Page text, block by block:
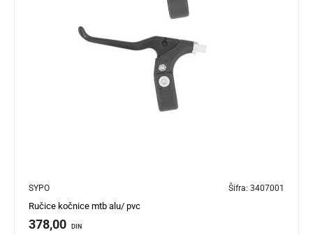
SYPO Šifra: 3407001
Ručice kočnice mtb alu/ pvc
378,00 DIN